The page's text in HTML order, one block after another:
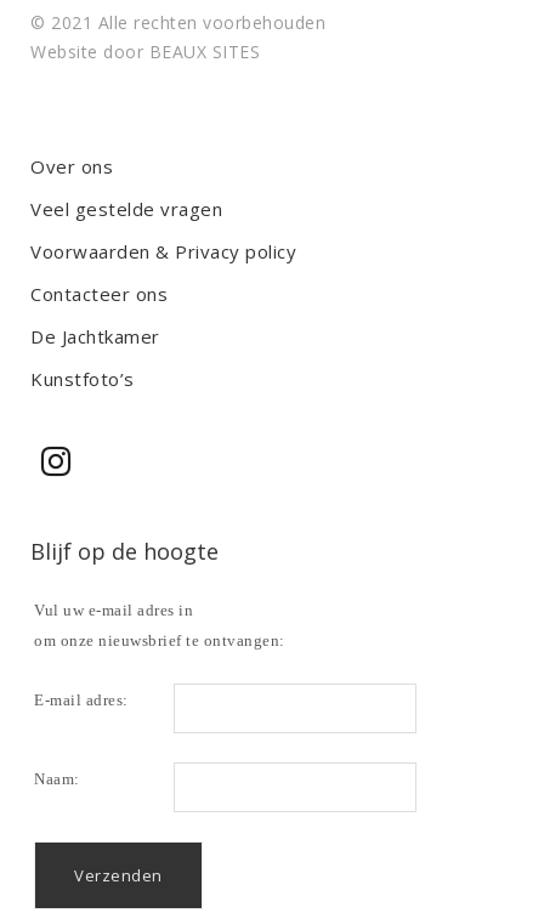
© 2021 Alle rechten voorbehouden
Website door BEAUX SITES
Over ons
Veel gestelde vragen
Voorwaarden & Privacy policy
Contacteer ons
De Jachtkamer
Kunstfoto’s
Blijf op de hoogte
Vul uw e-mail adres in
om onze nieuwsbrief te ontvangen:
E-mail adres:
Naam: